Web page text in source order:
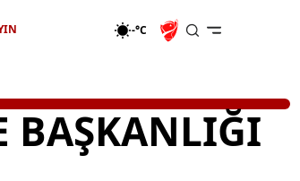
-°C
BAŞKANLIĞI